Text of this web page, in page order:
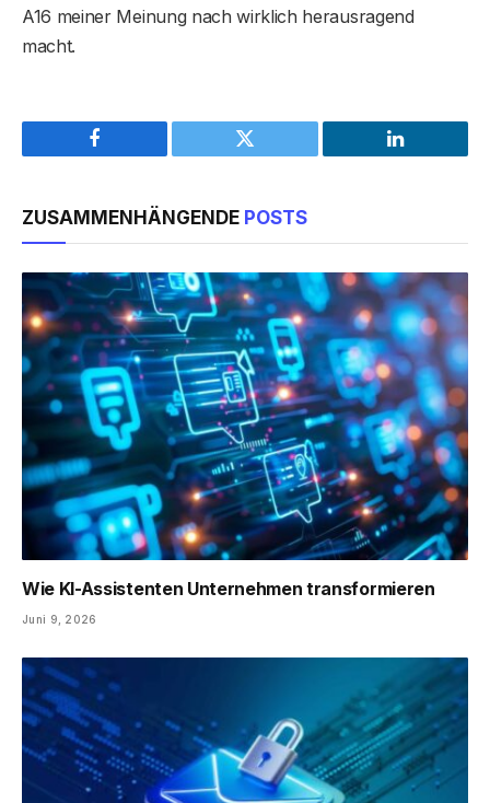
A16 meiner Meinung nach wirklich herausragend
macht.
Facebook Twitter LinkedIn
ZUSAMMENHÄNGENDE POSTS
Wie KI-Assistenten Unternehmen transformieren
Juni 9, 2026